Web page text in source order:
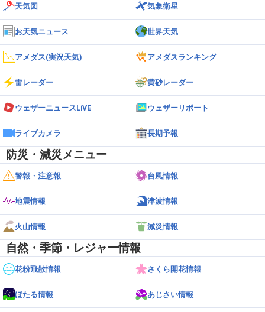
天気図 気象衛星
お天気ニュース 世界天気
アメダス(実況天気) アメダスランキング
雷レーダー 黄砂レーダー
ウェザーニュースLiVE ウェザーリポート
ライブカメラ 長期予報
防災・減災メニュー
警報・注意報 台風情報
地震情報 津波情報
火山情報 減災情報
自然・季節・レジャー情報
花粉飛散情報 さくら開花情報
ほたる情報 あじさい情報